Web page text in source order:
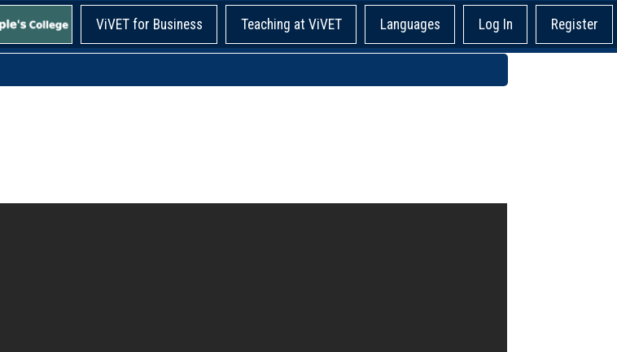
ViVET for Business Teaching at ViVET Languages Log In Register